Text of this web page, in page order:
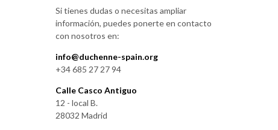
Si tienes dudas o necesitas ampliar
información, puedes ponerte en contacto
con nosotros en:
info@duchenne-spain.org
+34 685 27 27 94
Calle Casco Antiguo
12 - local B.
28032 Madrid